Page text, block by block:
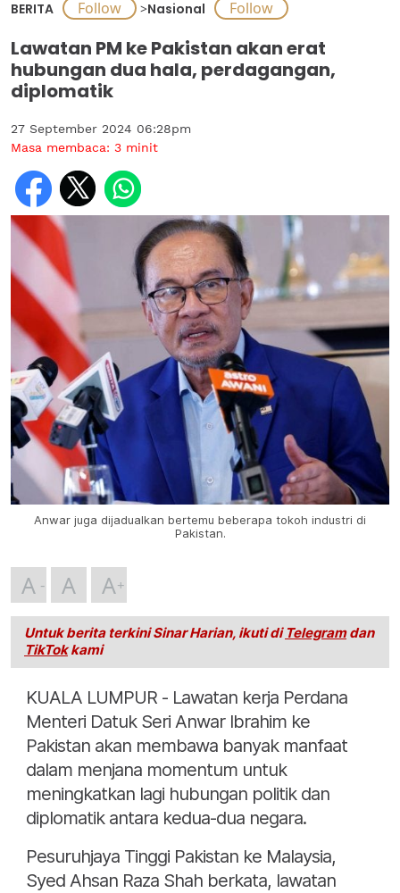
BERITA >Nasional
Lawatan PM ke Pakistan akan erat
hubungan dua hala, perdagangan,
diplomatik
27 September 2024 06:28pm
Masa membaca: 3 minit
Anwar juga dijadualkan bertemu beberapa tokoh industri di
Pakistan.
A A A
Untuk berita terkini Sinar Harian, ikuti di Telegramdan
TikTokkami
KUALA LUMPUR - Lawatan kerja Perdana
Menteri Datuk Seri Anwar Ibrahim ke
Pakistan akan membawa banyak manfaat
dalam menjana momentum untuk
meningkatkan lagi hubungan politik dan
diplomatik antara kedua-dua negara.
Pesuruhjaya Tinggi Pakistan ke Malaysia,
Syed Ahsan Raza Shah berkata, lawatan